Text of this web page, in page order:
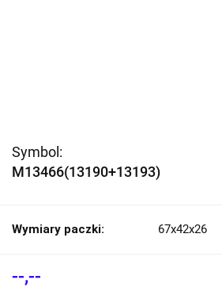
Symbol:
M13466(13190+13193)
Wymiary paczki: 67x42x26
--,--